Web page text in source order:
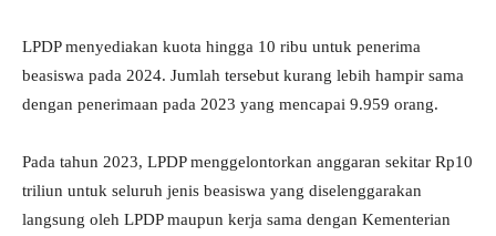
LPDP menyediakan kuota hingga 10 ribu untuk penerima
beasiswa pada 2024. Jumlah tersebut kurang lebih hampir sama
dengan penerimaan pada 2023 yang mencapai 9.959 orang.
Pada tahun 2023, LPDP menggelontorkan anggaran sekitar Rp10
triliun untuk seluruh jenis beasiswa yang diselenggarakan
langsung oleh LPDP maupun kerja sama dengan Kementerian